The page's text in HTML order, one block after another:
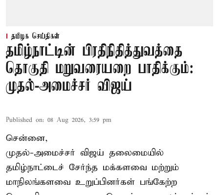
தமிழக செய்திகள்
தமிழ்நாட்டின் பிரதிநிதித்துவத்தை
தொகுதி மறுவரையறை பாதிக்கும்:
முதல்-அமைச்சர் விஜய்
Published on: 08 Aug 2026, 3:59 pm
சென்னை,
முதல்-அமைச்சர் விஜய் தலைமையில்
தமிழ்நாட்டைச் சேர்ந்த மக்களவை மற்றும்
மாநிலங்களவை உறுப்பினர்கள் பங்கேற்ற